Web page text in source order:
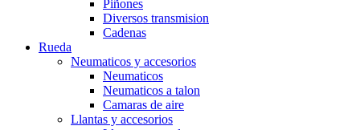
Piñones
Diversos transmision
Cadenas
Rueda
Neumaticos y accesorios
Neumaticos
Neumaticos a talon
Camaras de aire
Llantas y accesorios